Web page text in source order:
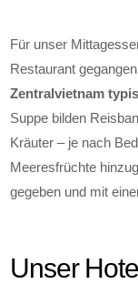
Für unser
Restaurant
Zentralvietnam
Suppe bilden
Kräuter – je nach
Meeresfrüchte
gegeben und mit
Unser